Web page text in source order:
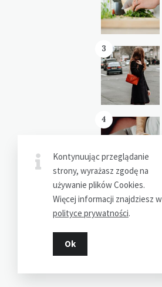
3
4
Dziękujemy za
Kontynuując przeglądanie
strony, wyrażasz zgodę na
używanie plików Cookies.
Więcej informacji znajdziesz w
polityce prywatności.
Ok